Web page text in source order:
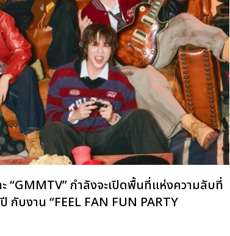
ะ “GMMTV” กำลังจะเปิดพื้นที่แห่งความลับที่
บงาน “FEEL FAN FUN PARTY